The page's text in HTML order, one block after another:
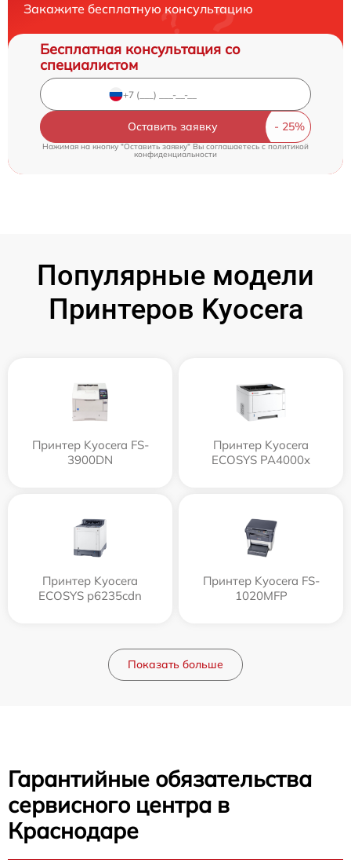
Закажите бесплатную консультацию
Бесплатная консультация со
специалистом
Оставить заявку
Нажимая на кнопку "Оставить заявку" Вы соглашаетесь c политикой
конфиденциальности
Популярные модели
Принтеров Kyocera
Принтер Kyocera FS-
3900DN
Принтер Kyocera
ECOSYS PA4000x
Принтер Kyocera
ECOSYS p6235cdn
Принтер Kyocera FS-
1020MFP
Показать больше
Гарантийные обязательства
сервисного центра в
Краснодаре